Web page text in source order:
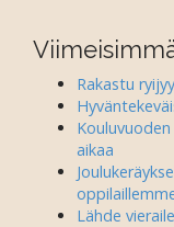
Rakastu
aikaa
Lähde